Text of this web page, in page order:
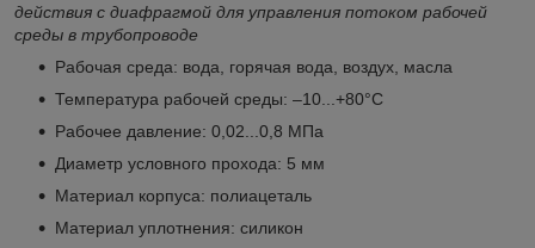
действия с диафрагмой для управления потоком рабочей
среды в трубопроводе
Рабочая среда: вода, горячая вода, воздух, масла
Температура рабочей среды: –10...+80°C
Рабочее давление: 0,02...0,8 MПa
Диаметр условного прохода: 5 мм
Материал корпуса: полиацеталь
Материал уплотнения: силикон